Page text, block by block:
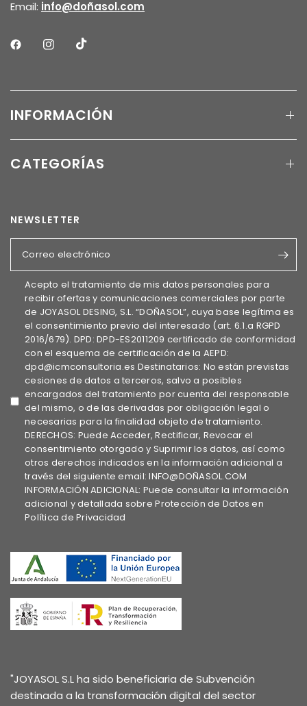
Email: info@doñasol.com
INFORMACIÓN
CATEGORÍAS
NEWSLETTER
Correo electrónico
Acepto el tratamiento de mis datos personales para
recibir ofertas y comunicaciones comerciales por parte
de JOYASOL DESING, S.L. “DOÑASOL”, cuya base legítima es
el consentimiento previo del interesado (art. 6.1.a RGPD
2016/679). DPD: DPD-ES2011209 certificado de conformidad
con el esquema de certificación de la AEPD:
dpd@icmconsultoria.es Destinatarios: No están previstas
cesiones de datos a terceros, salvo a posibles
encargados del tratamiento por cuenta del responsable
del mismo, o de las derivadas por obligación legal o
necesarias para la finalidad objeto de tratamiento.
DERECHOS: Puede Acceder, Rectificar, Revocar el
consentimiento otorgado y Suprimir los datos, así como
otros derechos indicados en la información adicional a
través del siguiente email: INFO@DOÑASOL.COM
INFORMACIÓN ADICIONAL: Puede consultar la información
adicional y detallada sobre Protección de Datos en
Política de Privacidad
"JOYASOL S.L ha sido beneficiaria de Subvención
destinada a la transformación digital del sector